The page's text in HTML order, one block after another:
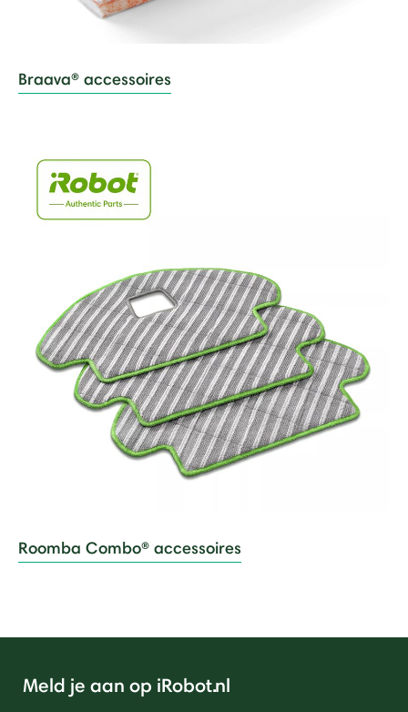
Braava® accessoires
Roomba Combo® accessoires
Meld je aan op iRobot.nl